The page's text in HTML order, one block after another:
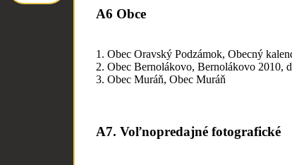
A6 Obce
1. Obec Oravský Podzámok, Obecný
2. Obec Bernolákovo, Bernolákovo 2010,
3. Obec Muráň, Obec Muráň
A7. Voľnopredajné fotografické